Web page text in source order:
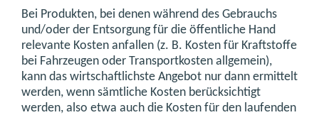
Bei Produkten, bei denen während des Gebrauchs
und/oder der Entsorgung für die öffentliche Hand
relevante Kosten anfallen (z. B. Kosten für Kraftstoffe
bei Fahrzeugen oder Transportkosten allgemein),
kann das wirtschaftlichste Angebot nur dann ermittelt
werden, wenn sämtliche Kosten berücksichtigt
werden, also etwa auch die Kosten für den laufenden